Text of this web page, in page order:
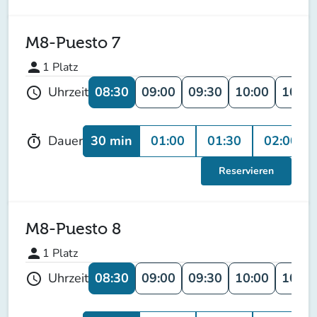
M8-Puesto 7
person 1 Platz
schedule Uhrzeit 08:30 09:00 09:30 10:00 10:30
timer Dauer 30 min 01:00 01:30 02:00
Reservieren
M8-Puesto 8
person 1 Platz
schedule Uhrzeit 08:30 09:00 09:30 10:00 10:30